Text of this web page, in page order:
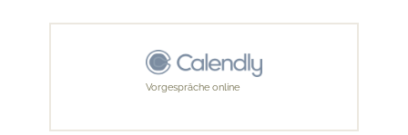
Vorgespräche online